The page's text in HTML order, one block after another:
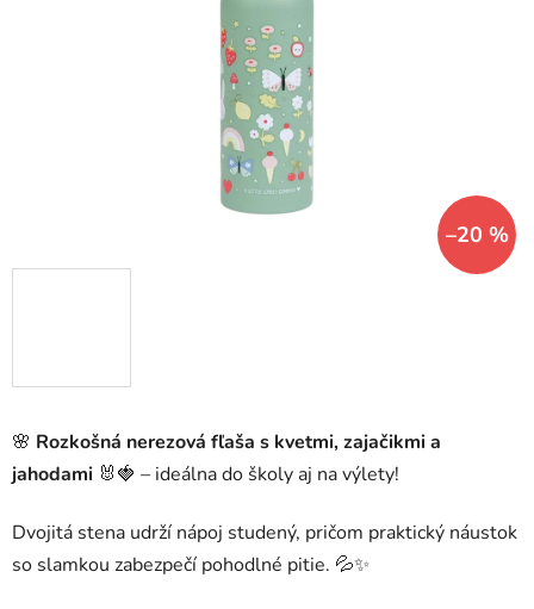
🌸 Rozkošná nerezová fľaša s kvetmi, zajačikmi a
jahodami 🐰🍓 – ideálna do školy aj na výlety!
Dvojitá stena udrží nápoj studený, pričom praktický náustok
so slamkou zabezpečí pohodlné pitie. 💦✨
–20 %